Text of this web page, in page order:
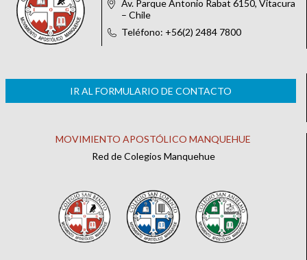
Av. Parque Antonio Rabat 6150, Vitacura
– Chile
Teléfono: +56(2) 2484 7800
IR AL FORMULARIO DE CONTACTO
MOVIMIENTO APOSTÓLICO MANQUEHUE
Red de Colegios Manquehue